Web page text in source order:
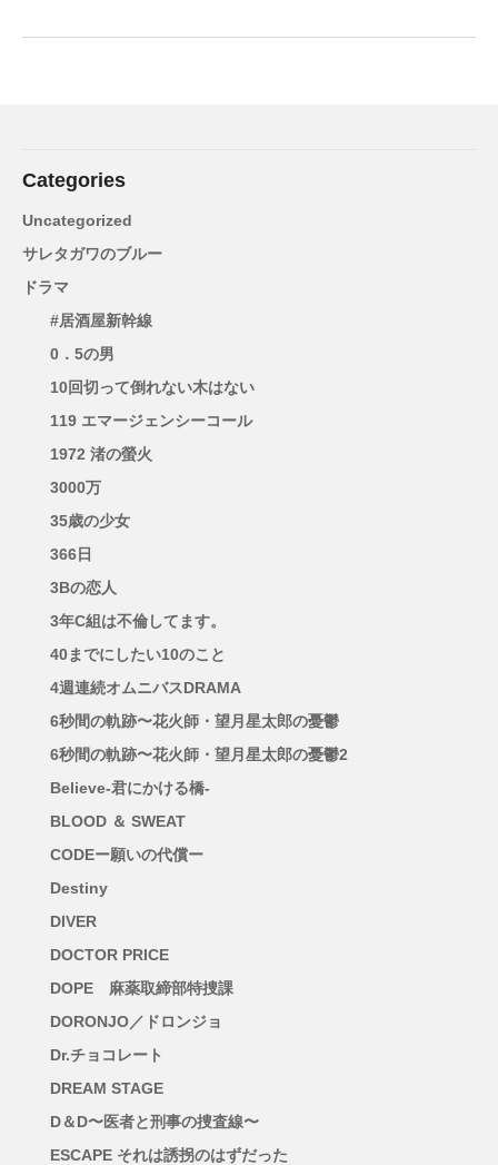
Categories
Uncategorized
サレタガワのブルー
ドラマ
#居酒屋新幹線
0．5の男
10回切って倒れない木はない
119 エマージェンシーコール
1972 渚の螢火
3000万
35歳の少女
366日
3Bの恋人
3年C組は不倫してます。
40までにしたい10のこと
4週連続オムニバスDRAMA
6秒間の軌跡〜花火師・望月星太郎の憂鬱
6秒間の軌跡〜花火師・望月星太郎の憂鬱2
Believe-君にかける橋-
BLOOD ＆ SWEAT
CODEー願いの代償ー
Destiny
DIVER
DOCTOR PRICE
DOPE 麻薬取締部特捜課
DORONJO／ドロンジョ
Dr.チョコレート
DREAM STAGE
D＆D〜医者と刑事の捜査線〜
ESCAPE それは誘拐のはずだった